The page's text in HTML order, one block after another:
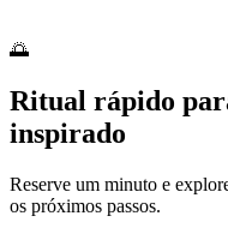
🌅
Ritual rápido
inspirado
Reserve um minuto e
os próximos passos.